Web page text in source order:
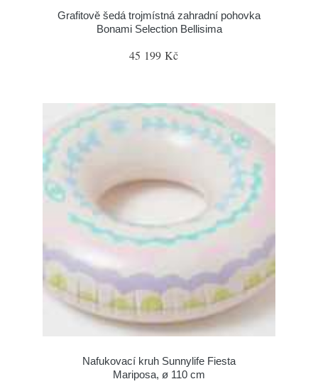
Grafitově šedá trojmístná zahradní pohovka
Bonami Selection Bellisima
45 199 Kč
Nafukovací kruh Sunnylife Fiesta
Mariposa, ø 110 cm